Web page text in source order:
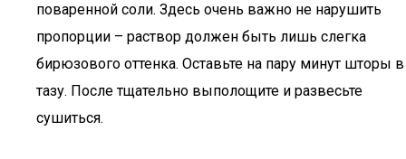
поваренной соли. Здесь очень важно не нарушить
пропорции – раствор должен быть лишь слегка
бирюзового оттенка. Оставьте на пару минут шторы в
тазу. После тщательно выполощите и развесьте
сушиться.